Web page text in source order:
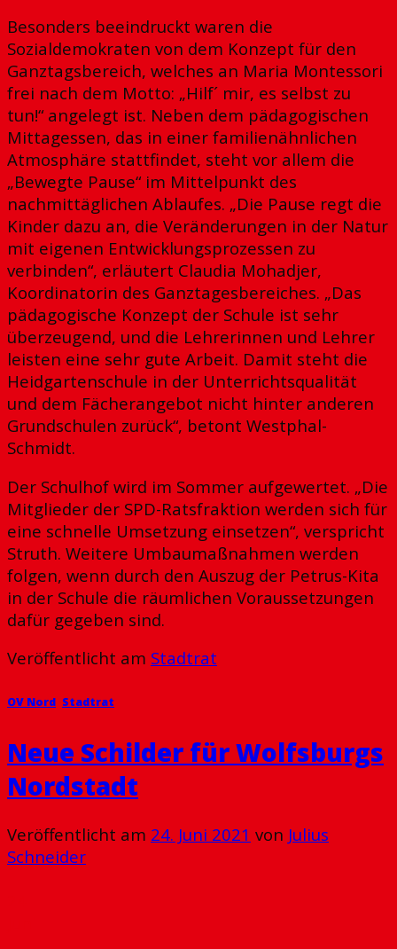
Besonders beeindruckt waren die
Sozialdemokraten von dem Konzept für den
Ganztagsbereich, welches an Maria Montessori
frei nach dem Motto: „Hilf´ mir, es selbst zu
tun!“ angelegt ist. Neben dem pädagogischen
Mittagessen, das in einer familienähnlichen
Atmosphäre stattfindet, steht vor allem die
„Bewegte Pause“ im Mittelpunkt des
nachmittäglichen Ablaufes. „Die Pause regt die
Kinder dazu an, die Veränderungen in der Natur
mit eigenen Entwicklungsprozessen zu
verbinden“, erläutert Claudia Mohadjer,
Koordinatorin des Ganztagesbereiches. „Das
pädagogische Konzept der Schule ist sehr
überzeugend, und die Lehrerinnen und Lehrer
leisten eine sehr gute Arbeit. Damit steht die
Heidgartenschule in der Unterrichtsqualität
und dem Fächerangebot nicht hinter anderen
Grundschulen zurück“, betont Westphal-
Schmidt.
Der Schulhof wird im Sommer aufgewertet. „Die
Mitglieder der SPD-Ratsfraktion werden sich für
eine schnelle Umsetzung einsetzen“, verspricht
Struth. Weitere Umbaumaßnahmen werden
folgen, wenn durch den Auszug der Petrus-Kita
in der Schule die räumlichen Voraussetzungen
dafür gegeben sind.
Veröffentlicht am Stadtrat
OV Nord Stadtrat
Neue Schilder für Wolfsburgs
Nordstadt
Veröffentlicht am 24. Juni 2021 von Julius
Schneider